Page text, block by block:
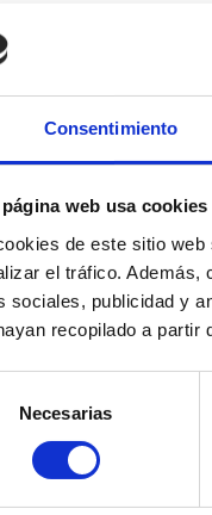
Consentimiento
página web usa cookies
de este sitio
el tráfico. Además,
sociales, publicidad y
recopilado a partir
Necesarias